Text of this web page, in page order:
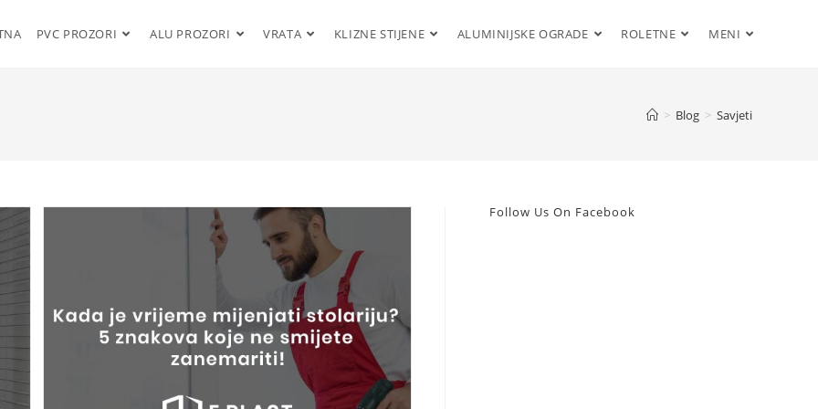
PVC PROZORI ALU PROZORI VRATA KLIZNE STIJENE ALUMINIJSKE OGRADE ROLETNE MENI
> Blog > Savjeti
Follow Us On Facebook